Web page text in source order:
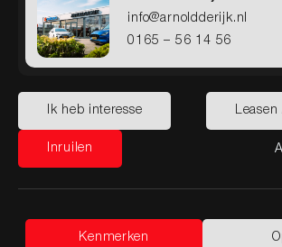
Home
Over ons
Contact
info@arnoldderijk.nl
0165 – 56 14 56
Ik heb interesse
Ik heb interesse
Inruilen
Inruilen
Kenmerken